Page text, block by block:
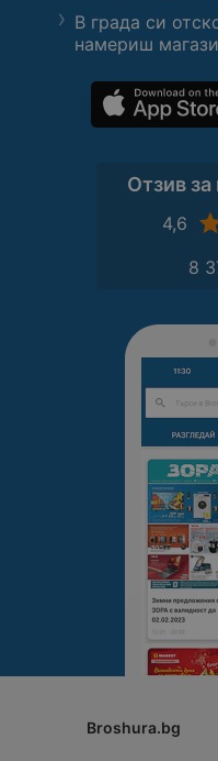
В града си
намериш
Отзив
4,6
8
Broshura.bg